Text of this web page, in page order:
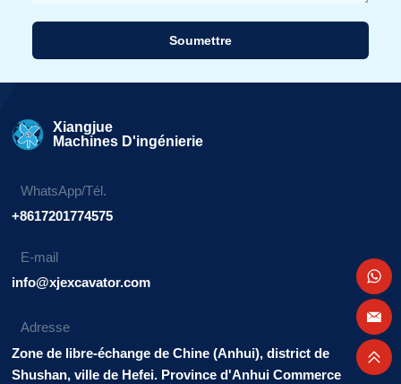
Soumettre
Xiangjue
Machines D'ingénierie
WhatsApp/Tél.
+8617201774575
E-mail
info@xjexcavator.com
Adresse
Zone de libre-échange de Chine (Anhui), district de
Shushan, ville de Hefei. Province d'Anhui Commerce